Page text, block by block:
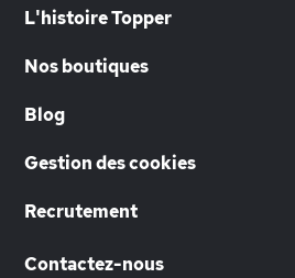
L'histoire Topper
Nos boutiques
Blog
Gestion des cookies
Recrutement
Contactez-nous